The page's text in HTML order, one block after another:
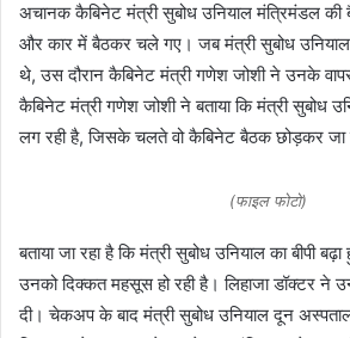
अचानक कैबिनेट मंत्री सुबोध उनियाल मंत्रिमंडल
और कार में बैठकर चले गए। जब मंत्री सुबोध उनियाल
थे, उस दौरान कैबिनेट मंत्री गणेश जोशी ने उनके
कैबिनेट मंत्री गणेश जोशी ने बताया कि मंत्री सुबोध
लग रही है, जिसके चलते वो कैबिनेट बैठक छोड़कर जा
(फाइल फोटो)
बताया जा रहा है कि मंत्री सुबोध उनियाल का बीपी
उनको दिक्कत महसूस हो रही है। लिहाजा डॉक्टर ने
दी। चेकअप के बाद मंत्री सुबोध उनियाल दून